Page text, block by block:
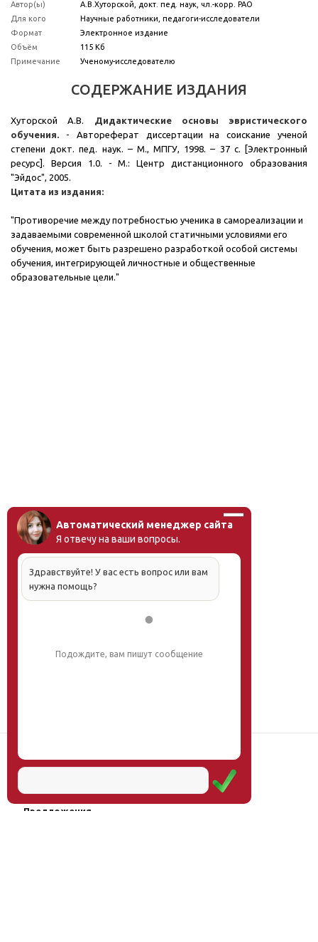
Автор(ы)
А.В.Хуторской, докт. пед. наук, чл.-корр. РАО
Для кого
Научные работники, педагоги-исследователи
Формат
Электронное издание
Объём
115 Кб
Примечание
Ученому-исследователю
СОДЕРЖАНИЕ ИЗДАНИЯ
Хуторской А.В.
Дидактические основы эвристического
обучения. - Автореферат диссертации на соискание ученой
степени докт. пед. наук. – М., МПГУ, 1998. – 37 с. [Электронный
ресурс]. Версия 1.0. - М.: Центр дистанционного образования
"Эйдос", 2005.
Цитата из издания:
"Противоречие между потребностью ученика в самореализации и
задаваемыми современной школой статичными условиями его
обучения, может быть разрешено разработкой особой системы
обучения, интегрирующей личностные и общественные
образовательные цели."
Научная школа
Услуги
Предложения
Автоматический менеджер сайта
Я отвечу на ваши вопросы.
Здравствуйте! У вас есть вопрос или вам
нужна помощь?
Подождите, вам пишут сообщение